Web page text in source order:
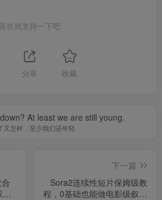
喜欢就支持一下吧
分享 收藏
At least we are still young.
又怎样，至少我们还年轻
下一篇
Sora2连续性短片保姆级教
程，0基础也能做电影级叙事